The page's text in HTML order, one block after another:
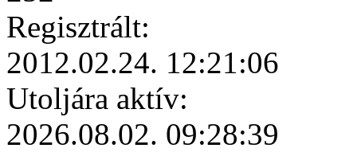
Regisztrált:
2012.02.24. 12:21:06
Utoljára aktív:
2026.08.02. 09:28:39